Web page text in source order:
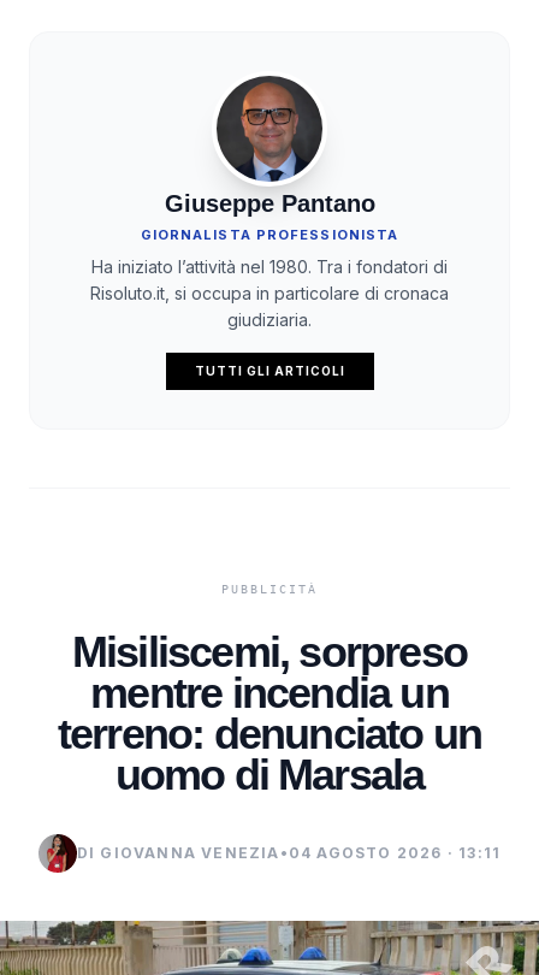
Giuseppe Pantano
GIORNALISTA PROFESSIONISTA
Ha iniziato l’attività nel 1980. Tra i fondatori di
Risoluto.it, si occupa in particolare di cronaca
giudiziaria.
TUTTI GLI ARTICOLI
Misiliscemi, sorpreso
mentre incendia un
terreno: denunciato un
uomo di Marsala
DI GIOVANNA VENEZIA • 04 AGOSTO 2026 · 13:11